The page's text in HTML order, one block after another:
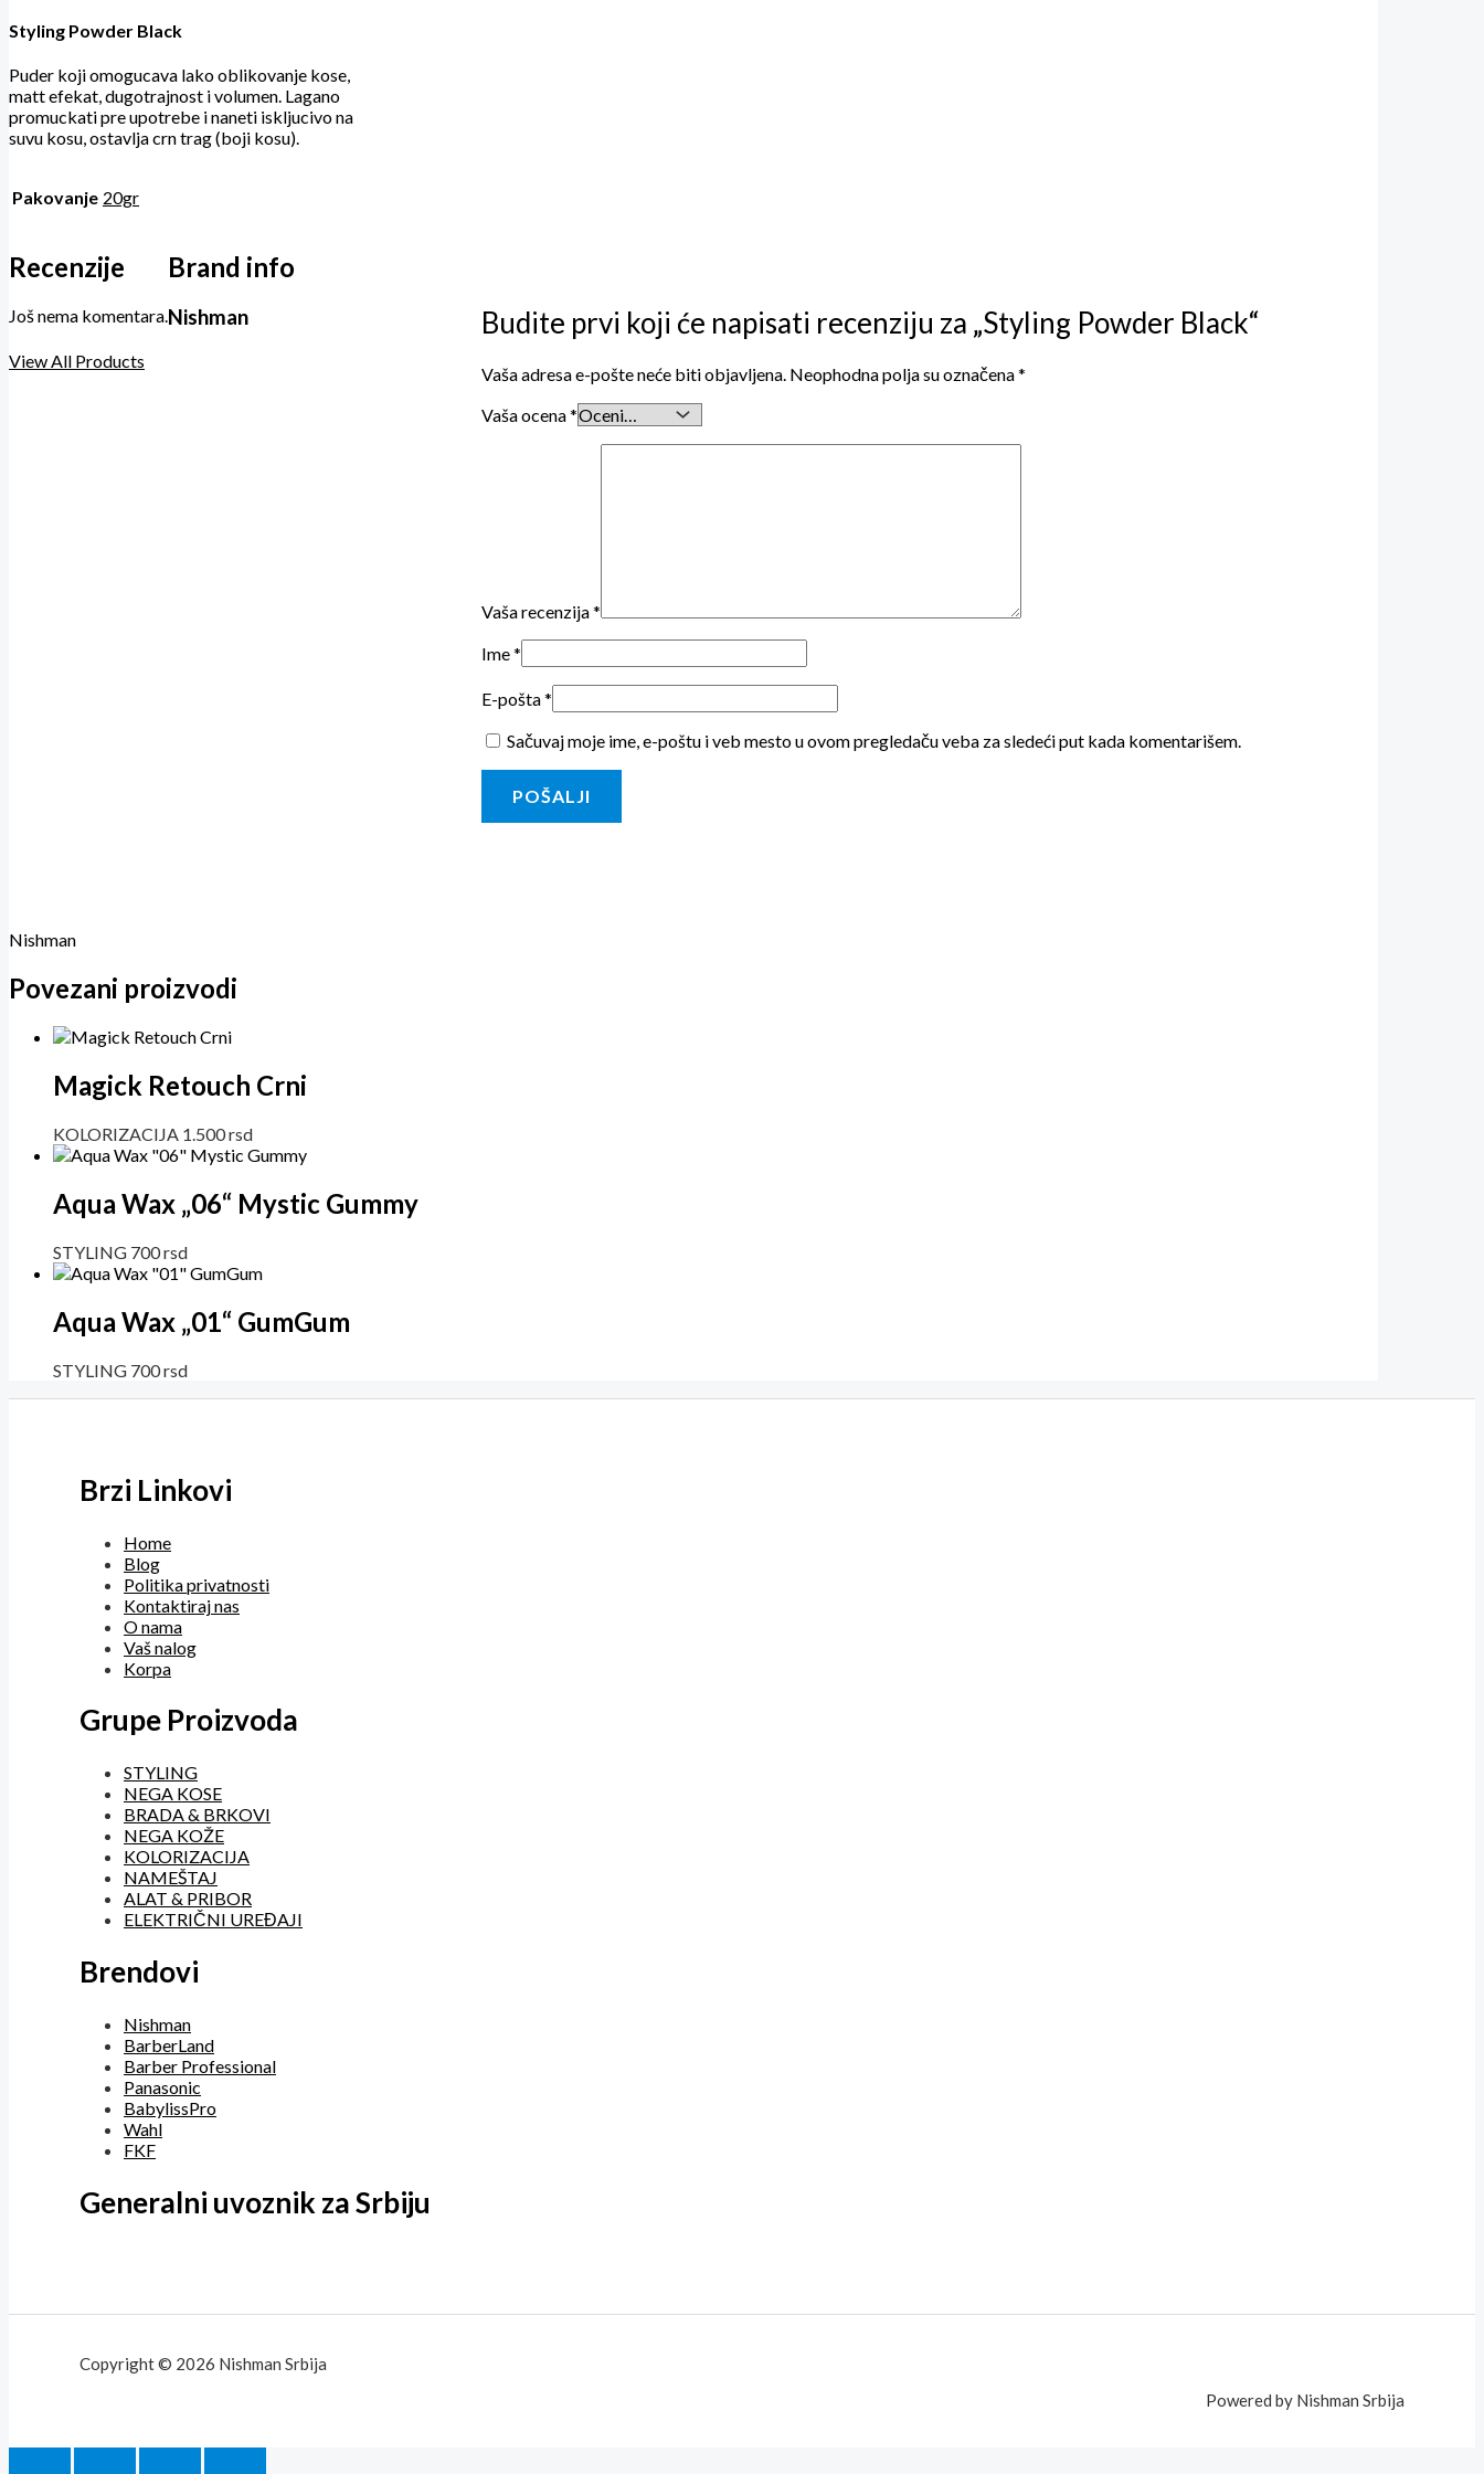
Styling Powder Black
Puder koji omogucava lako oblikovanje kose,
matt efekat, dugotrajnost i volumen. Lagano
promuckati pre upotrebe i naneti iskljucivo na
suvu kosu, ostavlja crn trag (boji kosu).
Pakovanje 20gr
Recenzije
Još nema komentara. Budite prvi koji će napisati recenziju za „Styling Powder Black“
Vaša adresa e-pošte neće biti objavljena. Neophodna polja su označena*
Vaša ocena*
Vaša recenzija*
Ime*
E-pošta*
Sačuvaj moje ime, e-poštu i veb mesto u ovom pregledaču veba za sledeći put kada komentarišem.
Brand info
Nishman
View All Products
Nishman
Povezani proizvodi
Magick Retouch Crni
KOLORIZACIJA 1.500rsd
Aqua Wax „06“ Mystic Gummy
STYLING 700rsd
Aqua Wax „01“ GumGum
STYLING 700rsd
Brzi Linkovi
Home
Blog
Politika privatnosti
Kontaktiraj nas
O nama
Vaš nalog
Korpa
Grupe Proizvoda
STYLING
NEGA KOSE
BRADA & BRKOVI
NEGA KOŽE
KOLORIZACIJA
NAMEŠTAJ
ALAT & PRIBOR
ELEKTRIČNI UREĐAJI
Brendovi
Nishman
BarberLand
Barber Professional
Panasonic
BabylissPro
Wahl
FKF
Generalni uvoznik za Srbiju
Copyright © 2026 Nishman Srbija
Powered by Nishman Srbija